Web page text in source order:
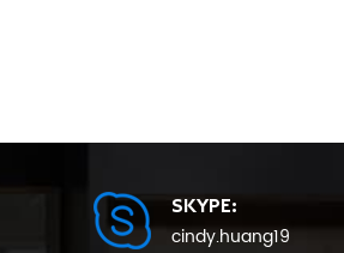
SKYPE:
cindy.huang19